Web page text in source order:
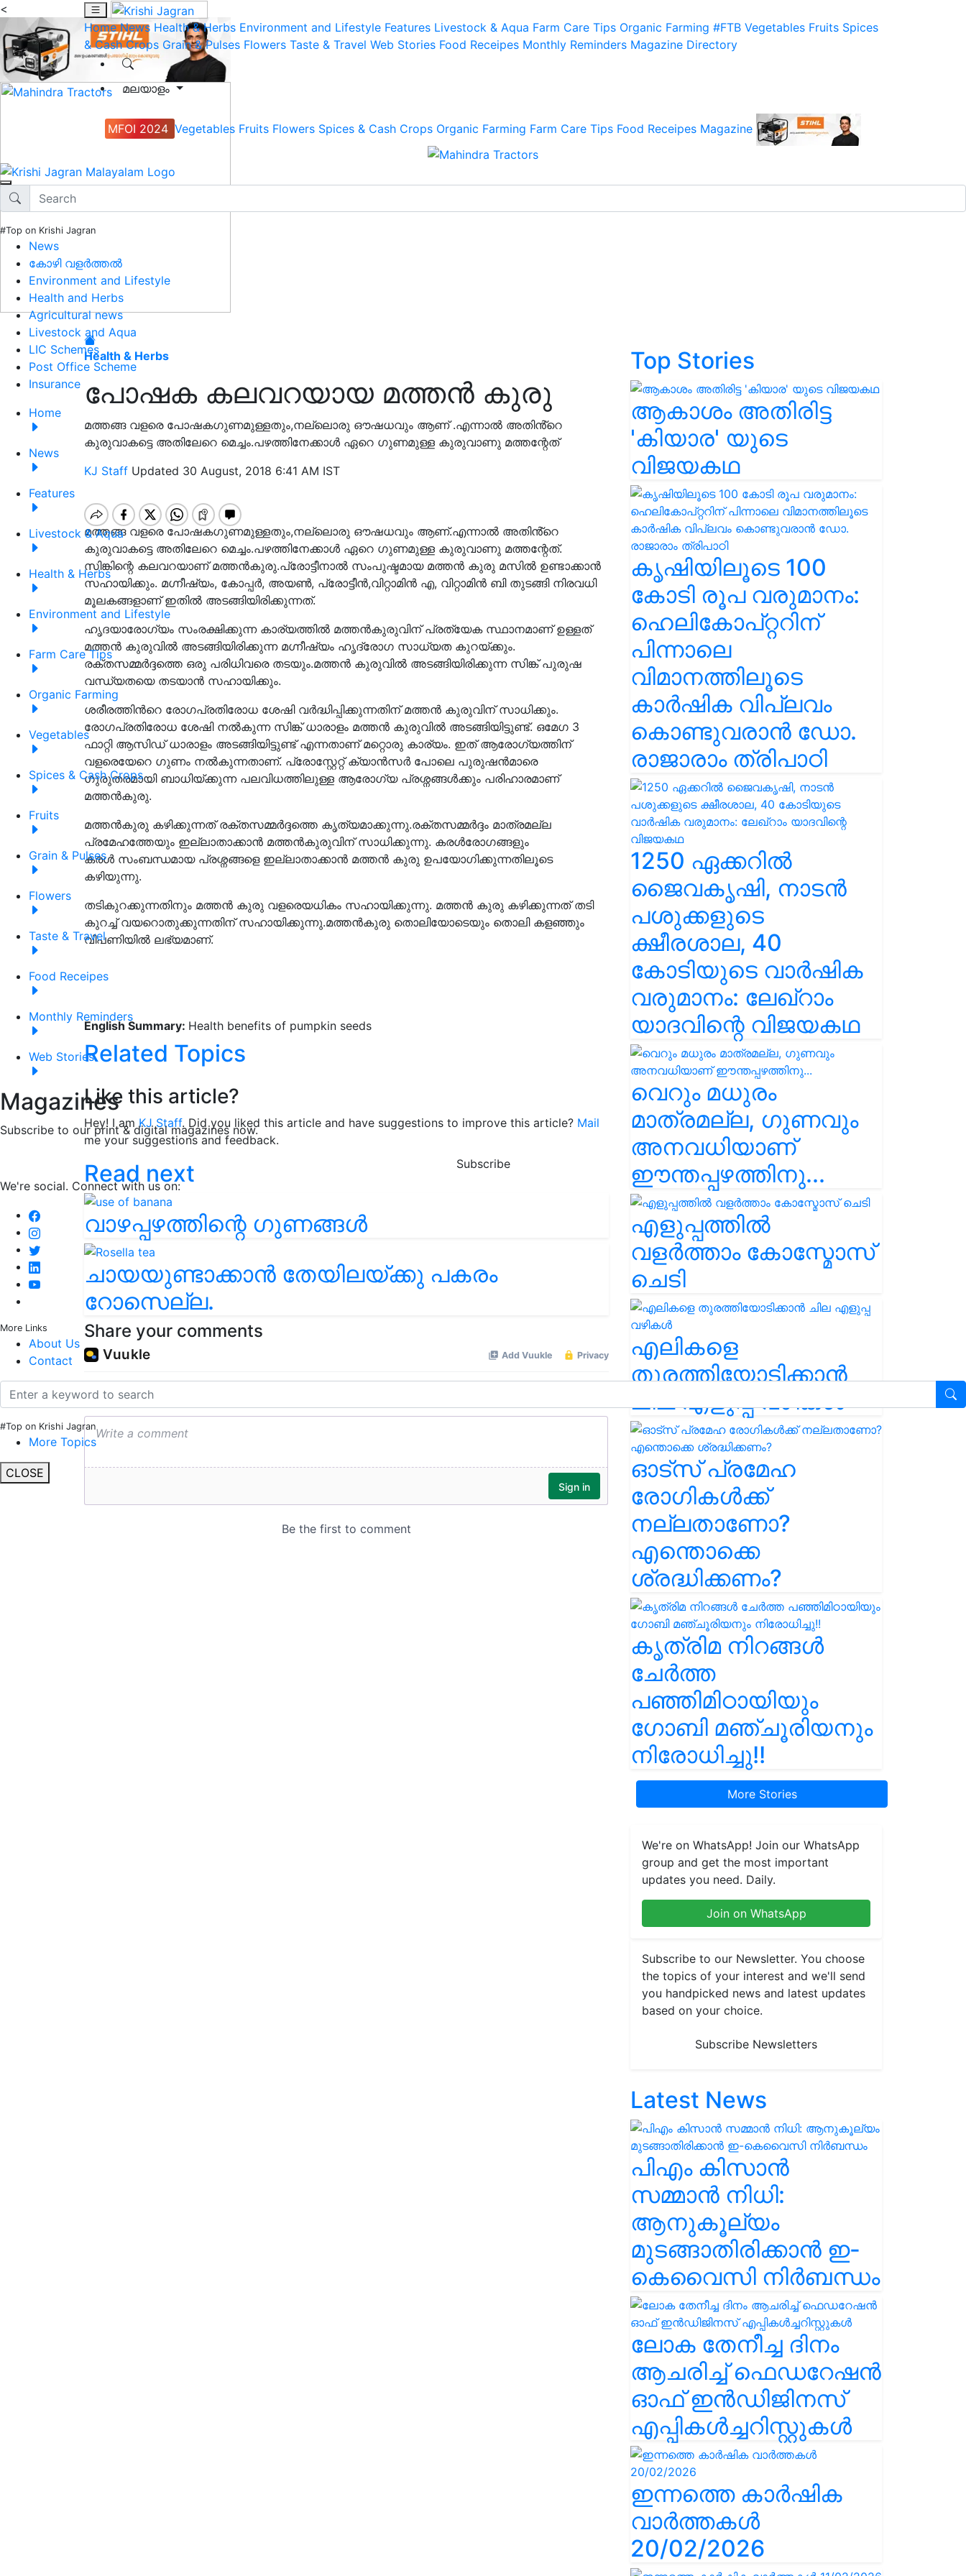
<
Home News Health & Herbs Environment and Lifestyle Features Livestock & Aqua Farm Care Tips Organic Farming #FTB Vegetables Fruits Spices
& Cash Crops Grain & Pulses Flowers Taste & Travel Web Stories Food Receipes Monthly Reminders Magazine Directory
മലയാളം
MFOI 2024 Vegetables Fruits Flowers Spices & Cash Crops Organic Farming Farm Care Tips Food Receipes Magazine
#Top on Krishi Jagran
News
കോഴി വളർത്തൽ
Environment and Lifestyle
Health and Herbs
Agricultural news
Livestock and Aqua
LIC Schemes
Post Office Scheme
Insurance
Home
News
Features
Livestock & Aqua
Health & Herbs
Environment and Lifestyle
Farm Care Tips
Organic Farming
Vegetables
Spices & Cash Crops
Fruits
Grain & Pulses
Flowers
Taste & Travel
Food Receipes
Monthly Reminders
Web Stories
Magazines
Subscribe to our print & digital magazines now.
Subscribe
We're social. Connect with us on:
More Links
About Us
Contact
#Top on Krishi Jagran
More Topics
CLOSE
Health & Herbs
പോഷക കലവറയായ മത്തൻ കുരു
മത്തങ്ങ വളരെ പോഷകഗുണമുള്ളതും,നല്ലൊരു ഔഷധവും ആണ് .എന്നാൽ അതിൻ്റെ
കുരുവാകട്ടെ അതിലേറെ മെച്ചം.പഴത്തിനേക്കാള്‍ ഏറെ ഗുണമുള്ള കുരുവാണു മത്തന്റേത്
KJ Staff Updated 30 August, 2018 6:41 AM IST
മത്തങ്ങ വളരെ പോഷകഗുണമുള്ളതും,നല്ലൊരു ഔഷധവും ആണ്.എന്നാൽ അതിൻ്റെ
കുരുവാകട്ടെ അതിലേറെ മെച്ചം.പഴത്തിനേക്കാള്‍ ഏറെ ഗുണമുള്ള കുരുവാണു മത്തന്റേത്.
സിങ്കിന്റെ കലവറയാണ് മത്തന്‍കുരു.പ്രോട്ടീനാല്‍ സംപുഷ്ടമായ മത്തന്‍ കുരു മസില്‍ ഉണ്ടാക്കാന്‍
സഹായിക്കും. മഗ്നീഷ്യം, കോപ്പര്‍, അയണ്‍, പ്രോട്ടീന്‍,വിറ്റാമിന്‍ എ, വിറ്റാമിന്‍ ബി തുടങ്ങി നിരവധി
മൂലകങ്ങളാണ് ഇതില്‍ അടങ്ങിയിരിക്കുന്നത്.
ഹൃദയാരോഗ്യം സംരക്ഷിക്കുന്ന കാര്യത്തില്‍ മത്തന്‍കുരുവിന് പ്രത്യേക സ്ഥാനമാണ് ഉള്ളത്
മത്തൻ കുരുവില്‍ അടങ്ങിയിരിക്കുന്ന മഗ്നീഷ്യം ഹൃദ്രോഗ സാധ്യത കുറയ്ക്കും.
രക്തസമ്മര്‍ദ്ദത്തെ ഒരു പരിധിവരെ തടയും.മത്തന്‍ കുരുവില്‍ അടങ്ങിയിരിക്കുന്ന സിങ്ക് പുരുഷ
വന്ധ്യതയെ തടയാന്‍ സഹായിക്കും.
ശരീരത്തിന്‍റെ രോഗപ്രതിരോധ ശേഷി വര്‍ദ്ധിപ്പിക്കുന്നതിന് മത്തന്‍ കുരുവിന് സാധിക്കും.
രോഗപ്രതിരോധ ശേഷി നല്‍കുന്ന സിങ്ക് ധാരാളം മത്തൻ കുരുവിൽ അടങ്ങിയിട്ടുണ്ട്. ഒമേഗ 3
ഫാറ്റി ആസിഡ് ധാരാളം അടങ്ങിയിട്ടുണ്ട് എന്നതാണ് മറ്റൊരു കാര്യം. ഇത്‌ ആരോഗ്യത്തിന്
വളരെയേറെ ഗുണം നല്‍കുന്നതാണ്. പ്രോസ്റ്റേറ്റ് ക്യാന്‍സര്‍ പോലെ പുരുഷന്‍മാരെ
ഗുരുതരമായി ബാധിയ്ക്കുന്ന പലവിധത്തിലുള്ള ആരോഗ്യ പ്രശ്നങ്ങള്‍ക്കും പരിഹാരമാണ്
മത്തന്‍കുരു.
മത്തന്‍കുരു കഴിക്കുന്നത്രക്തസമ്മര്‍ദ്ദത്തെ കൃത്യമാക്കുന്നു.രക്തസമ്മര്‍ദ്ദം മാത്രമല്ല
പ്രമേഹത്തേയും ഇല്ലാതാക്കാന്‍ മത്തന്‍കുരുവിന് സാധിക്കുന്നു. കരള്‍രോഗങ്ങളും
കരള്‍ സംബന്ധമായ പ്രശ്നങ്ങളെ ഇല്ലാതാക്കാന്‍ മത്തന്‍ കുരു ഉപയോഗിക്കുന്നതിലൂടെ
കഴിയുന്നു.
തടികുറക്കുന്നതിനും മത്തന്‍ കുരു വളരെയധികം സഹായിക്കുന്നു. മത്തന്‍ കുരു കഴിക്കുന്നത് തടി
കുറച്ച്‌ വയറൊതുക്കുന്നതിന് സഹായിക്കുന്നു.മത്തന്‍കുരു തൊലിയോടെയും തൊലി കളഞ്ഞും
വിപണിയില്‍ ലഭ്യമാണ്.
English Summary: Health benefits of pumpkin seeds
Related Topics
Like this article?
Hey! I am KJ Staff. Did you liked this article and have suggestions to improve this article? Mail
me your suggestions and feedback.
Read next
വാഴപ്പഴത്തിന്റെ ഗുണങ്ങൾ
ചായയുണ്ടാക്കാന്‍ തേയിലയ്ക്കു പകരം
റോസെല്ല.
Share your comments
Top Stories
ആകാശം അതിരിട്ട
'കിയാര' യുടെ
വിജയകഥ
കൃഷിയിലൂടെ 100
കോടി രൂപ വരുമാനം:
ഹെലികോപ്റ്ററിന്
പിന്നാലെ
വിമാനത്തിലൂടെ
കാർഷിക വിപ്ലവം
കൊണ്ടുവരാൻ ഡോ.
രാജാരാം ത്രിപാഠി
1250 ഏക്കറിൽ
ജൈവകൃഷി, നാടൻ
പശുക്കളുടെ
ക്ഷീരശാല, 40
കോടിയുടെ വാർഷിക
വരുമാനം: ലേഖ്‌റാം
യാദവിന്റെ വിജയകഥ
വെറും മധുരം
മാത്രമല്ല, ഗുണവും
അനവധിയാണ്
ഈന്തപ്പഴത്തിനു...
എളുപ്പത്തിൽ
വളർത്താം കോസ്മോസ്
ചെടി
എലികളെ
തുരത്തിയോടിക്കാൻ
ചില എളുപ്പ വഴികൾ
ഓട്സ് പ്രമേഹ
രോഗികൾക്ക്
നല്ലതാണോ?
എന്തൊക്കെ
ശ്രദ്ധിക്കണം?
കൃത്രിമ നിറങ്ങൾ
ചേർത്ത
പഞ്ഞിമിഠായിയും
ഗോബി മഞ്ചൂരിയനും
നിരോധിച്ചു!!
More Stories
We're on WhatsApp! Join our WhatsApp
group and get the most important
updates you need. Daily.
Join on WhatsApp
Subscribe to our Newsletter. You choose
the topics of your interest and we'll send
you handpicked news and latest updates
based on your choice.
Subscribe Newsletters
Latest News
പിഎം കിസാൻ
സമ്മാൻ നിധി:
ആനുകൂല്യം
മുടങ്ങാതിരിക്കാൻ ഇ-
കെവൈസി നിർബന്ധം
ലോക തേനീച്ച ദിനം
ആചരിച്ച് ഫെഡറേഷൻ
ഓഫ് ഇൻഡിജിനസ്
എപ്പികൾച്ചറിസ്റ്റുകൾ
ഇന്നത്തെ കാർഷിക
വാർത്തകൾ
20/02/2026